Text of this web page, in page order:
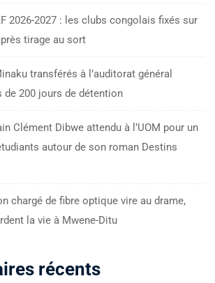
2026-2027 : les clubs congolais fixés sur
tirage au sort
transférés à l’auditorat général
de 200 jours de détention
Clément Dibwe attendu à l’UOM pour un
autour de son roman Destins
chargé de fibre optique vire au drame,
la vie à Mwene-Ditu
récents